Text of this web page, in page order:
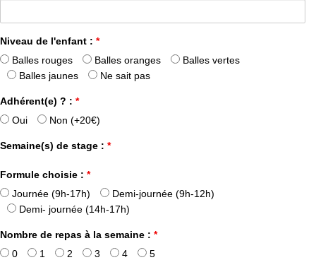
Niveau de l'enfant : *
Balles rouges
Balles oranges
Balles vertes
Balles jaunes
Ne sait pas
Adhérent(e) ? : *
Oui
Non (+20€)
Semaine(s) de stage : *
Formule choisie : *
Journée (9h-17h)
Demi-journée (9h-12h)
Demi- journée (14h-17h)
Nombre de repas à la semaine : *
0
1 2 3 4 5